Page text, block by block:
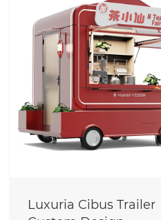
Luxuria Cibus Trailer